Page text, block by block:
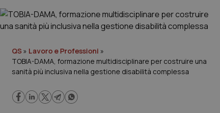
Governo e Parlamento
Regioni e Asl
QS » Lavoro e Professioni »
TOBIA-DAMA, formazione multidisciplinare per costruire una
sanità più inclusiva nella gestione disabilità complessa